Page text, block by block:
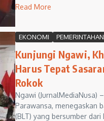
Read More
EKONOMI PEMERINTAHAN
Kunjungi Ngawi,
Harus Tepat
Rokok
Ngawi (JurnalMediaNusa)
Parawansa, menegaskan
(BLT) yang bersumber